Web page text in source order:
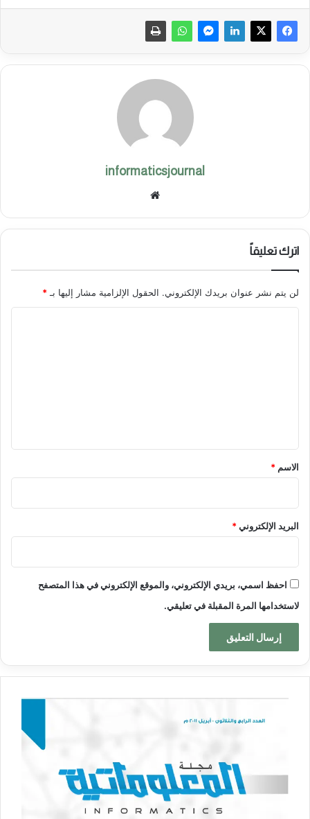
informaticsjournal
الوي
اترك تعليقاً
لن يتم نشر عنوان بريدك الإلكتروني. الحقول الإلزامية مشار إليها بـ *
*
الاسم *
البريد الإلكتروني*
احفظ اسمي، بريدي الإلكتروني، والموقع الإلكتروني في هذا المتصفح
لاستخدامها المرة المقبلة في تعليقي.